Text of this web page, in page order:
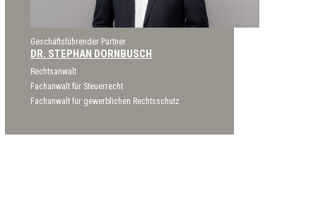
Geschäftsführender Partner
DR. STEPHAN DORNBUSCH
Rechtsanwalt
Fachanwalt für Steuerrecht
Fachanwalt für gewerblichen Rechtsschutz